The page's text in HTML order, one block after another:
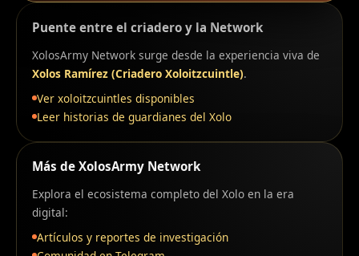
Puente entre el criadero y la Network
XolosArmy Network surge desde la experiencia viva de
Xolos Ramírez (Criadero Xoloitzcuintle).
Ver xoloitzcuintles disponibles
Leer historias de guardianes del Xolo
Más de XolosArmy Network
Explora el ecosistema completo del Xolo en la era
digital:
Artículos y reportes de investigación